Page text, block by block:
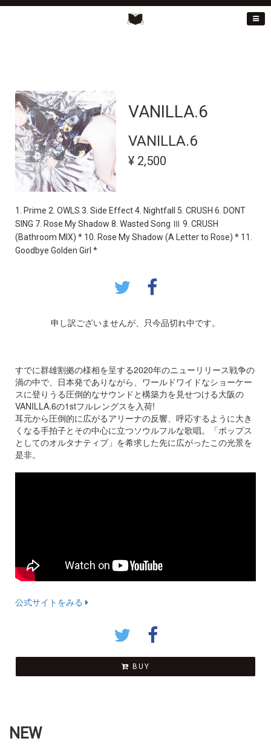
VANILLA.6
VANILLA.6
¥ 2,500
1. Prime 2. OWLS 3. Side Effect 4. Nightfall 5. CRUSH 6. DONT
SING 7. Rose My Shadow 8. Wasted Song Ⅲ 9. CRUSH
(Bathroom MIX) * 10. Rose My Shadow (A Letter to Rose) * 11.
Goodbye Golden Girl *
申し訳ございませんが、只今品切れ中です。
すでに群雄割拠の様相を呈する2020年のニューリリース戦争の
渦の中で、日本発でありながら、ワールドワイドなショーケー
スに登りうる圧倒的なサウンドと構築力を見せつける大阪の
VANILLA.6の1stフルレングスを入荷!
耳元から圧倒的に広がるアリーナの反響、呼応するように大き
くなる手拍子とその中心に立つソウルフルな歌唱。「ポップス
としてのオルタナティブ」を希求した先に広がったこの光景を
是非。
公式サイトをみる
BUY
NEW